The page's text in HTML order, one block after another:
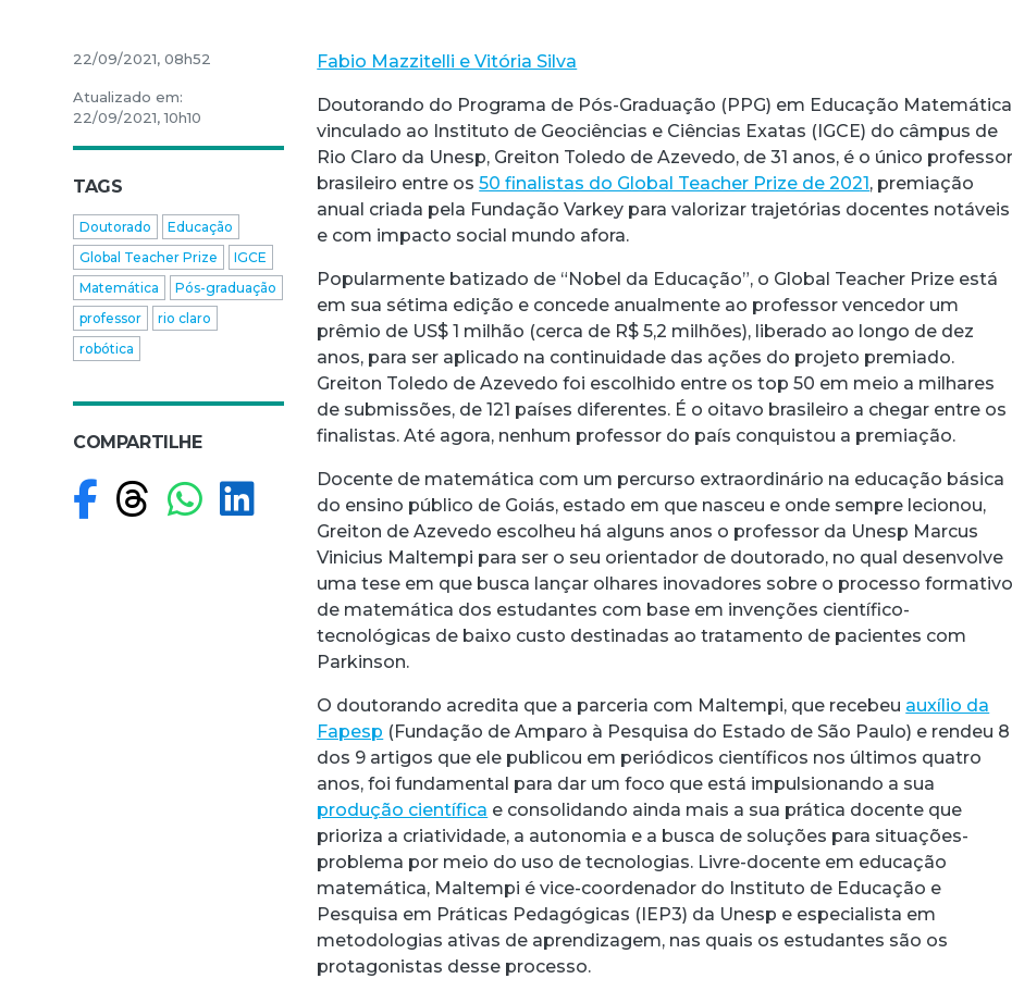
Fabio Mazzitelli e Vitória Silva
Doutorando do Programa de Pós-Graduação (PPG) em Educação Matemática
vinculado ao Instituto de Geociências e Ciências Exatas (IGCE) do câmpus de
Rio Claro da Unesp, Greiton Toledo de Azevedo, de 31 anos, é o único professor
brasileiro entre os50 finalistas do Global Teacher Prize de 2021 , premiação
anual criada pela Fundação Varkey para valorizar trajetórias docentes notáveis
e com impacto social mundo afora.
Popularmente batizado de “Nobel da Educação”, o Global Teacher Prize está
em sua sétima edição e concede anualmente ao professor vencedor um
prêmio de US$ 1 milhão (cerca de R$ 5,2 milhões), liberado ao longo de dez
anos, para ser aplicado na continuidade das ações do projeto premiado.
Greiton Toledo de Azevedo foi escolhido entre os top 50 em meio a milhares
de submissões, de 121 países diferentes. É o oitavo brasileiro a chegar entre os
finalistas. Até agora, nenhum professor do país conquistou a premiação.
Docente de matemática com um percurso extraordinário na educação básica
do ensino público de Goiás, estado em que nasceu e onde sempre lecionou,
Greiton de Azevedo escolheu há alguns anos o professor da Unesp Marcus
Vinicius Maltempi para ser o seu orientador de doutorado, no qual desenvolve
uma tese em que busca lançar olhares inovadores sobre o processo formativo
de matemática dos estudantes com base em invenções científico-
tecnológicas de baixo custo destinadas ao tratamento de pacientes com
Parkinson.
O doutorando acredita que a parceria com Maltempi, que recebeu auxílio da
Fapesp (Fundação de Amparo à Pesquisa do Estado de São Paulo) e rendeu 8
dos 9 artigos que ele publicou em periódicos científicos nos últimos quatro
anos, foi fundamental para dar um foco que está impulsionando a sua
produção científica e consolidando ainda mais a sua prática docente que
prioriza a criatividade, a autonomia e a busca de soluções para situações-
problema por meio do uso de tecnologias. Livre-docente em educação
matemática, Maltempi é vice-coordenador do Instituto de Educação e
Pesquisa em Práticas Pedagógicas (IEP3) da Unesp e especialista em
metodologias ativas de aprendizagem, nas quais os estudantes são os
protagonistas desse processo.
22/09/2021, 08h52
Atualizado em:
22/09/2021, 10h10
TAGS
Doutorado
Educação
Global Teacher Prize
IGCE
Matemática
Pós-graduação
professor
rio claro
robótica
COMPARTILHE
Compartilhar no Facebook
Compartilhar no Threads
Compartilhar no WhatsApp
Compartilhar no LinkedIn